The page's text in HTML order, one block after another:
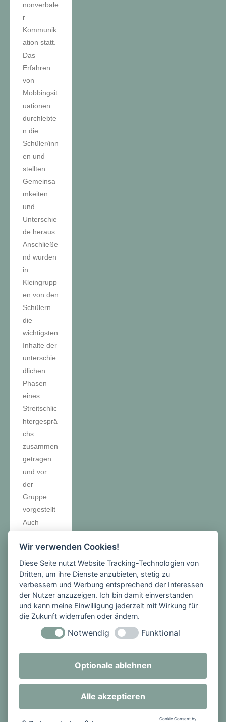
nonverbale
r
Kommunik
ation statt.
Das
Erfahren
von
Mobbingsit
uationen
durchlebte
n die
Schüler/inn
en und
stellten
Gemeinsa
mkeiten
und
Unterschie
de heraus.
Anschließe
nd wurden
in
Kleingrupp
en von den
Schülern
die
wichtigsten
Inhalte der
unterschie
dlichen
Phasen
eines
Streitschlic
htergesprä
chs
zusammen
getragen
und vor
der
Gruppe
vorgestellt
Auch
komplexe
3. Phase
der
Streitschlic
htung – die
Konflikterh
mittels
e und
der
Wir verwenden Cookies!
Diese Seite nutzt Website Tracking-Technologien von
Dritten, um ihre Dienste anzubieten, stetig zu
verbessern und Werbung entsprechend der Interessen
der Nutzer anzuzeigen. Ich bin damit einverstanden
und kann meine Einwilligung jederzeit mit Wirkung für
die Zukunft widerrufen oder ändern.
Notwendig Funktional
Optionale ablehnen
Alle akzeptieren
Cookie Consent by